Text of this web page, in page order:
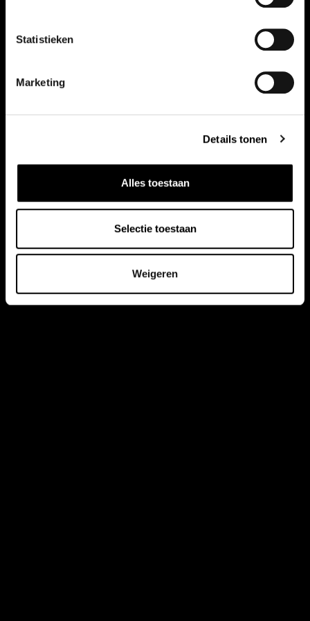
Statistieken
Marketing
Details tonen
Alles toestaan
Selectie toestaan
Weigeren